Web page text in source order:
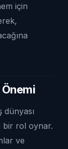
için
bir rol oynar.
ve